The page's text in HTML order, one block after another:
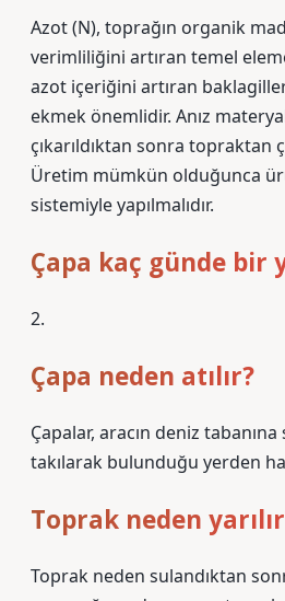
Azot (N), toprağın organik
verimliliğini artıran temel
azot içeriğini artıran
ekmek önemlidir. Anız
çıkarıldıktan sonra topraktan
Üretim mümkün olduğunca
sistemiyle yapılmalıdır.
Çapa kaç günde bir
2.
Çapa neden atılır?
Çapalar, aracın deniz
takılarak bulunduğu yerden
Toprak neden
Toprak neden sulandıktan